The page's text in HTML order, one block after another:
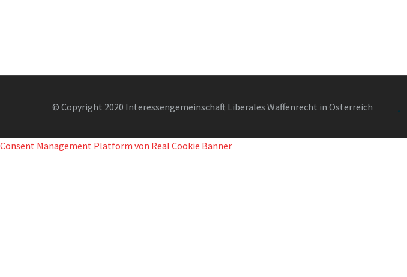
© Copyright 2020 Interessengemeinschaft Liberales Waffenrecht in Österreich
Consent Management Platform von Real Cookie Banner